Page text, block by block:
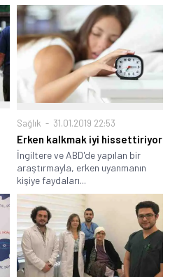
Sağlık 31.01.2019 22:53
Erken kalkmak iyi hissettiriyor
İngiltere ve ABD'de yapılan bir
araştırmayla, erken uyanmanın
kişiye faydaları...